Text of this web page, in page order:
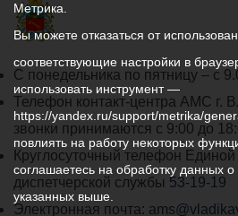
График
работы
администрации
местного
самоуправления
города
С понедельника по пятницу – с
Телефон контакт-центра АМС г.
звонки принимаются с 9:00 до
Круглосуточный телефон
диспетчерской службы 53-19-19
Электронная почта:
Метрика.
Вы можете отказаться от
соответствующие настройки в
использовать инструмент —
https://yandex.ru/support/metrika/
повлиять на работу некоторых
соглашаетесь на обработку данных
указанных выше.